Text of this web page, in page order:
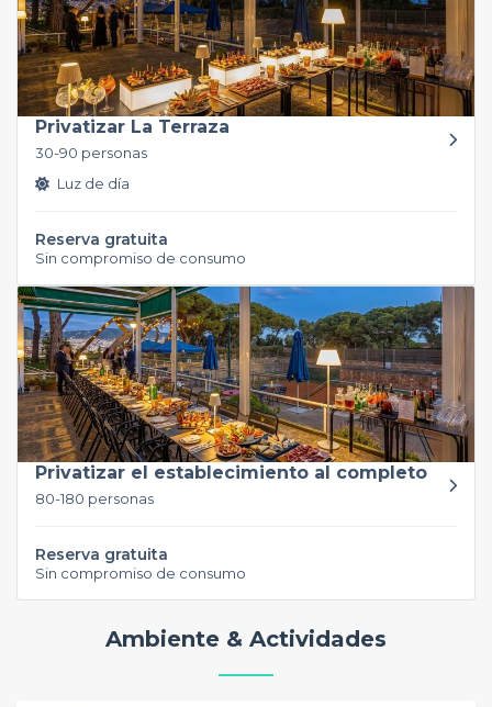
Privatizar La Terraza
30-90 personas
Luz de día
Reserva gratuita
Sin compromiso de consumo
Privatizar el establecimiento al completo
80-180 personas
Reserva gratuita
Sin compromiso de consumo
Ambiente & Actividades